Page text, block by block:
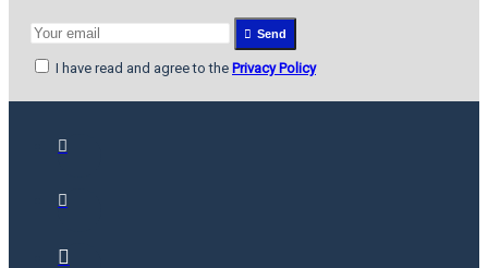
Send
I have read and agree to the Privacy Policy